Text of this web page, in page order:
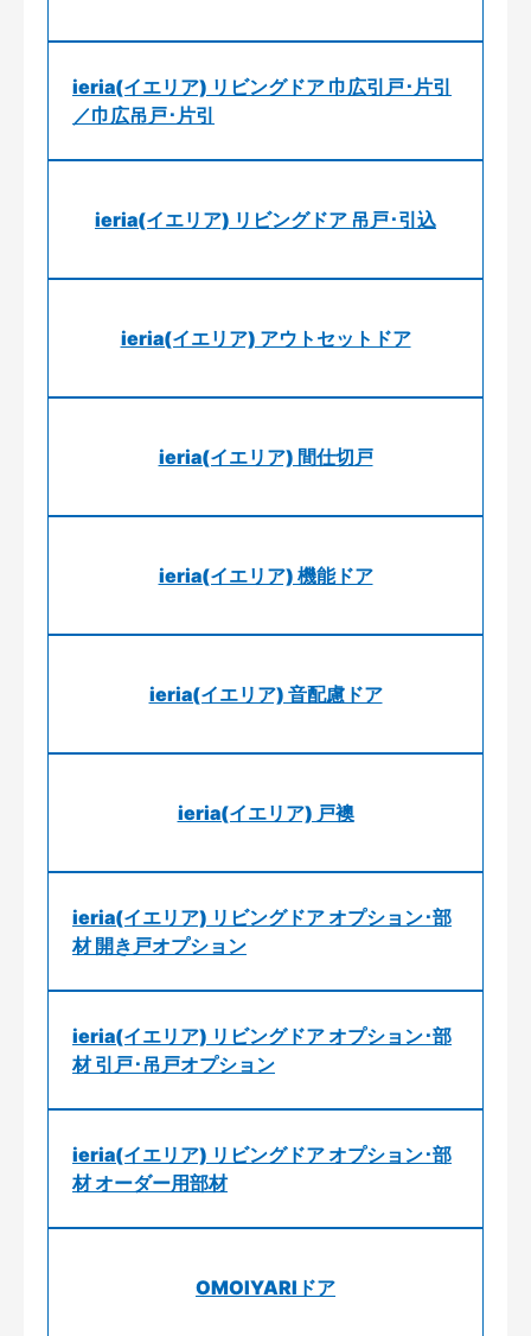
ieria(イエリア) リビングドア 巾広引戸･片引
／巾広吊戸･片引
ieria(イエリア) リビングドア 吊戸･引込
ieria(イエリア) アウトセットドア
ieria(イエリア) 間仕切戸
ieria(イエリア) 機能ドア
ieria(イエリア) 音配慮ドア
ieria(イエリア) 戸襖
ieria(イエリア) リビングドア オプション･部
材 開き戸オプション
ieria(イエリア) リビングドア オプション･部
材 引戸･吊戸オプション
ieria(イエリア) リビングドア オプション･部
材 オーダー用部材
OMOIYARIドア